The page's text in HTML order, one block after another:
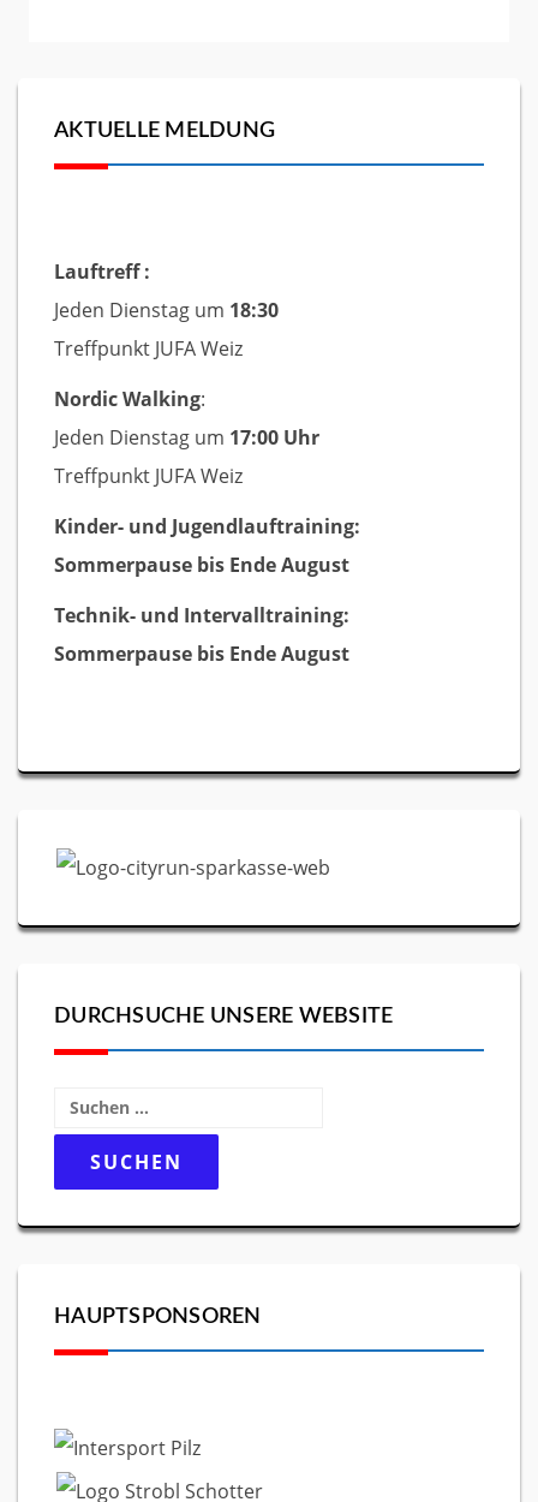
AKTUELLE MELDUNG
Lauftreff :
Jeden Dienstag um 18:30
Treffpunkt JUFA Weiz
Nordic Walking:
Jeden Dienstag um 17:00 Uhr
Treffpunkt JUFA Weiz
Kinder- und Jugendlauftraining:
Sommerpause bis Ende August
Technik- und Intervalltraining:
Sommerpause bis Ende August
DURCHSUCHE UNSERE WEBSITE
Suchen
nach:
HAUPTSPONSOREN